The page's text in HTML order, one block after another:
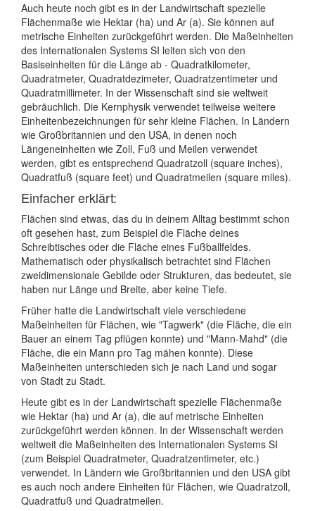
Auch heute noch gibt es in der Landwirtschaft spezielle
Flächenmaße wie Hektar (ha) und Ar (a). Sie können auf
metrische Einheiten zurückgeführt werden. Die Maßeinheiten
des Internationalen Systems SI leiten sich von den
Basiseinheiten für die Länge ab - Quadratkilometer,
Quadratmeter, Quadratdezimeter, Quadratzentimeter und
Quadratmillimeter. In der Wissenschaft sind sie weltweit
gebräuchlich. Die Kernphysik verwendet teilweise weitere
Einheitenbezeichnungen für sehr kleine Flächen. In Ländern
wie Großbritannien und den USA, in denen noch
Längeneinheiten wie Zoll, Fuß und Meilen verwendet
werden, gibt es entsprechend Quadratzoll (square inches),
Quadratfuß (square feet) und Quadratmeilen (square miles).
Einfacher erklärt:
Flächen sind etwas, das du in deinem Alltag bestimmt schon
oft gesehen hast, zum Beispiel die Fläche deines
Schreibtisches oder die Fläche eines Fußballfeldes.
Mathematisch oder physikalisch betrachtet sind Flächen
zweidimensionale Gebilde oder Strukturen, das bedeutet, sie
haben nur Länge und Breite, aber keine Tiefe.
Früher hatte die Landwirtschaft viele verschiedene
Maßeinheiten für Flächen, wie "Tagwerk" (die Fläche, die ein
Bauer an einem Tag pflügen konnte) und "Mann-Mahd" (die
Fläche, die ein Mann pro Tag mähen konnte). Diese
Maßeinheiten unterschieden sich je nach Land und sogar
von Stadt zu Stadt.
Heute gibt es in der Landwirtschaft spezielle Flächenmaße
wie Hektar (ha) und Ar (a), die auf metrische Einheiten
zurückgeführt werden können. In der Wissenschaft werden
weltweit die Maßeinheiten des Internationalen Systems SI
(zum Beispiel Quadratmeter, Quadratzentimeter, etc.)
verwendet. In Ländern wie Großbritannien und den USA gibt
es auch noch andere Einheiten für Flächen, wie Quadratzoll,
Quadratfuß und Quadratmeilen.